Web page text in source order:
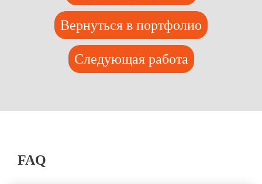
Вернуться в портфолио
Следующая работа
FAQ